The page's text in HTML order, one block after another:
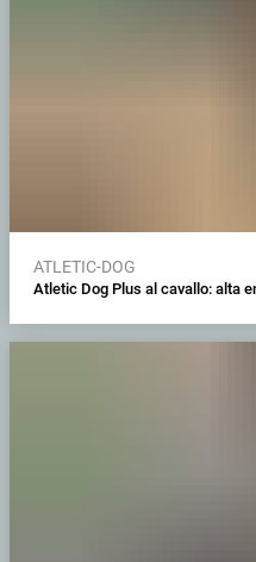
ATLETIC-DOG
Atletic Dog Plus al cavallo: alta